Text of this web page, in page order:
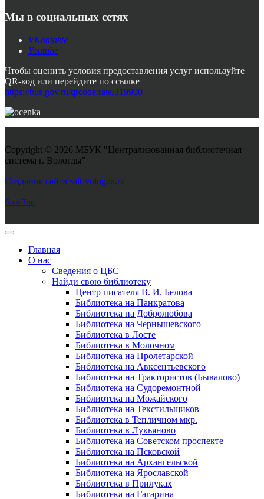
Мы в социальных сетях
VKontakte
Youtube
Чтобы оценить условия предоставления услуг используйте
QR-код или перейдите по ссылке
https://bus.gov.ru/qrcode/rate/319900
Copyright © 2026 МБУК "Централизованная библиотечная
система г. Вологды"
Создание сайта sait-vologda.ru
Goto Top
Главная
О нас
Сведения о ЦБС
Найди свою библиотеку
Центр писателя В. И. Белова
Библиотека на Панкратова
Библиотека на Добролюбова
Библиотека на Чернышевского
Библиотека в Лосте
Библиотека в Молочном
Библиотека на Пролетарской
Библиотека на Авксентьевского
Библиотека на Трактористов (Бывалово)
Библиотека на Судоремонтной
Библиотека на Можайского
Библиотека на Текстильщиков
Библиотека в Тепличном мкр.
Библиотека в Лукьяново
Библиотека на Советском проспекте
Библиотека на Псковской
Библиотека на Архангельской
Библиотека на Ярославской
Библиотека в Прилуках
Библиотека на Гагарина